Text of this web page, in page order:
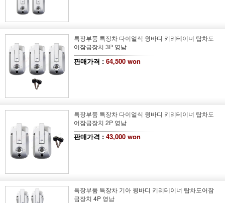
특장부품 특장차 다이얼식 윙바디 키리테이너 탑차도
어잠금장치 3P 영남
판매가격 : 64,500 won
특장부품 특장차 다이얼식 윙바디 키리테이너 탑차도
어잠금장치 2P 영남
판매가격 : 43,000 won
특장부품 특장차 기아 윙바디 키리테이너 탑차도어잠
금장치 4P 영남